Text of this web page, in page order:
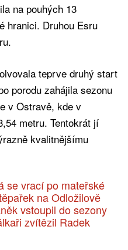
na pouhých 13
hranici. Druhou Esru
teprve druhý start
porodu zahájila sezonu
v Ostravě, kde v
metru. Tentokrát jí
kvalitnějšímu
se vrací po mateřské
na Odložilově
vstoupil do sezony
zvítězil Radek